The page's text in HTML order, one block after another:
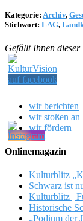
Kategorie: Archiv,
Stichwort: LAG,
Gefällt Ihnen dieser
wir berichten
wir stoßen an
wir fördern
Onlinemagazin
Kulturblitz
Schwarz ist
Kulturblitz |
Historische
„Podium der